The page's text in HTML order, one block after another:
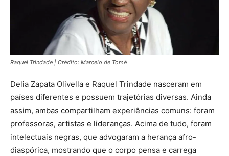
Raquel Trindade | Crédito: Marcelo de Tomé
Delia Zapata Olivella e Raquel Trindade nasceram em
países diferentes e possuem trajetórias diversas. Ainda
assim, ambas compartilham experiências comuns: foram
professoras, artistas e lideranças. Acima de tudo, foram
intelectuais negras, que advogaram a herança afro-
diaspórica, mostrando que o corpo pensa e carrega